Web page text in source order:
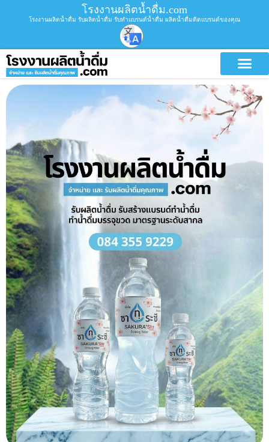
โรงงานผลิตน้ำดื่ม.com
โรงงานผลิตน้ำดื่ม รับผลิตน้ำดื่ม รับทำแบรนด์น้ำดื่ม ผลิตน้ำดื่มติดแบรนด์ของคุณ